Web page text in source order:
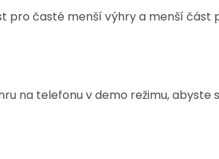
pro časté menší výhry a menší část
na telefonu v demo režimu, abyste